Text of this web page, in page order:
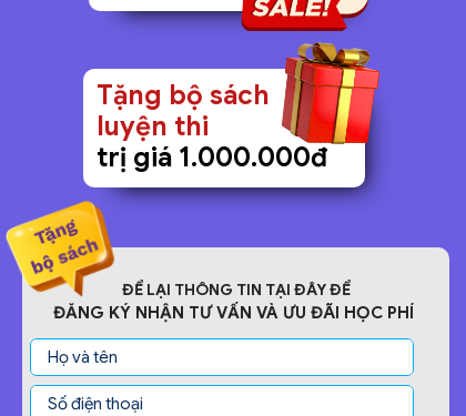
ĐỂ LẠI THÔNG TIN TẠI ĐÂY ĐỂ
ĐĂNG KÝ NHẬN TƯ VẤN VÀ ƯU ĐÃI HỌC PHÍ
Tặng bộ sách
luyện thi
trị giá 1.000.000đ